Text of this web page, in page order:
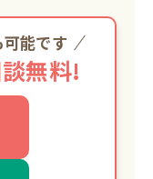
も地域の皆
。
能です
無料!